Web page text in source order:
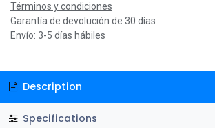
Términos y condiciones
Garantía de devolución de 30 días
Envío: 3-5 días hábiles
Description
Specifications